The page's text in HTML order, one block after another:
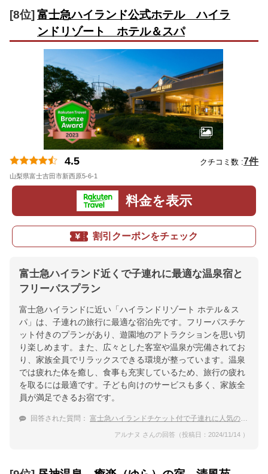
[8位]富士急ハイランド公式ホテル ハイラ
ンドリゾート ホテル＆スパ
4.5 クチコミ数 :7件
山梨県富士吉田市新西原5-6-1
料金を表示
割引クーポンをチェック
富士急ハイランド近くで子連れに最適な温泉宿と
フリーパスプラン
富士急ハイランドに近い「ハイランドリゾート ホテル＆ス
パ」は、子連れの旅行に最適な宿泊先です。フリーパスチケ
ット付きのプランがあり、遊園地のアトラクションを思い切
り楽しめます。また、広々とした客室や温泉が完備されてお
り、家族全員でリラックスできる環境が整っています。温泉
では疲れた体を癒し、食事も充実しているため、旅行の疲れ
を取るには最適です。子ども向けのサービスも多く、家族全
員が満足できるお宿です。
回答された質問： 富士急ハイランドチケット付で子連れに人気の温泉があるホテル
アルナヌ さんの回答（投稿日：2024/11/14 ）